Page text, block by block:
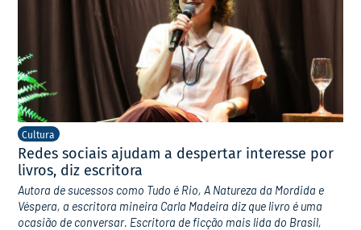
Cultura
Redes sociais ajudam a despertar interesse por
livros, diz escritora
Autora de sucessos como Tudo é Rio, A Natureza da Mordida e
Véspera, a escritora mineira Carla Madeira diz que livro é uma
ocasião de conversar. Escritora de ficção mais lida do Brasil,